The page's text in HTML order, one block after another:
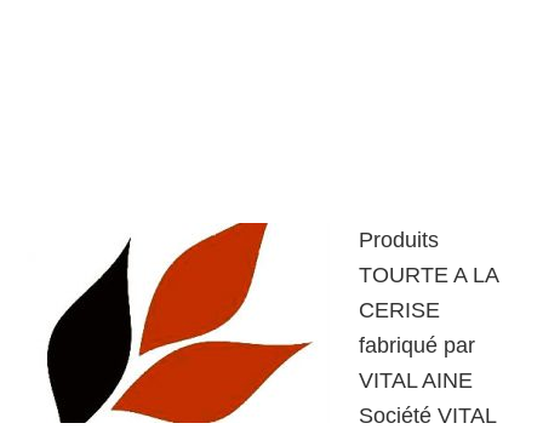
Produits
TOURTE A LA
CERISE
fabriqué par
VITAL AINE
Société VITAL